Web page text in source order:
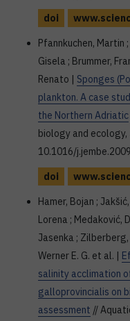
doi
Pfannkuchen, Martin
Gisela ; Brummer,
Renato | Sponges
plankton. A case
the Northern Adriatic
biology and ecology,
10.1016/
doi
Hamer, Bojan ;
Lorena ; Medaković,
Jasenka ; Zilberberg,
Werner E. G. et al. |
salinity acclimation
galloprovincialis on
assessment //